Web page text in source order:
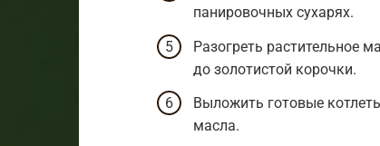
панировочных сухарях.
Разогреть растительное
до золотистой корочки.
Выложить готовые
масла.